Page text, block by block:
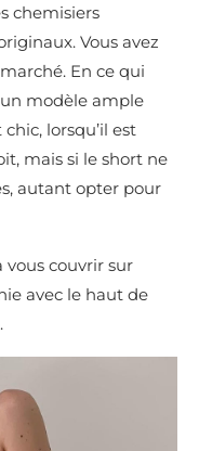
chemisiers
Vous avez
En ce qui
modèle ample
lorsqu’il est
mais si le short ne
autant opter pour
vous couvrir sur
avec le haut de